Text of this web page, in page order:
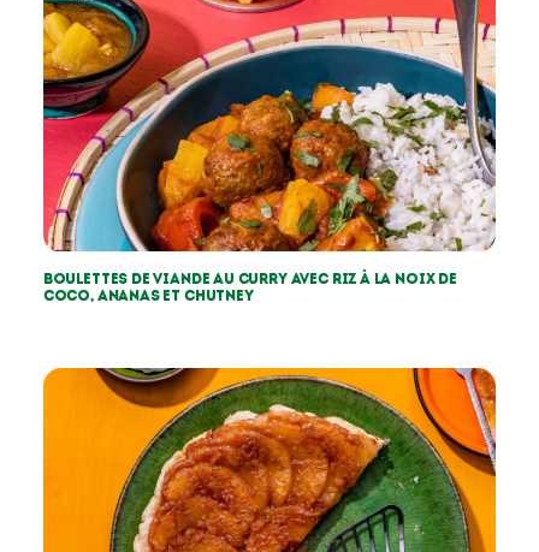
Boulettes de viande au curry avec riz à la noix de
coco, ananas et chutney